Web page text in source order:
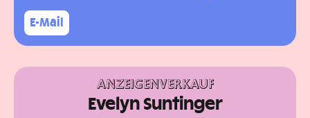
E-Mail
ANZEIGENVERKAUF
Evelyn Suntinger